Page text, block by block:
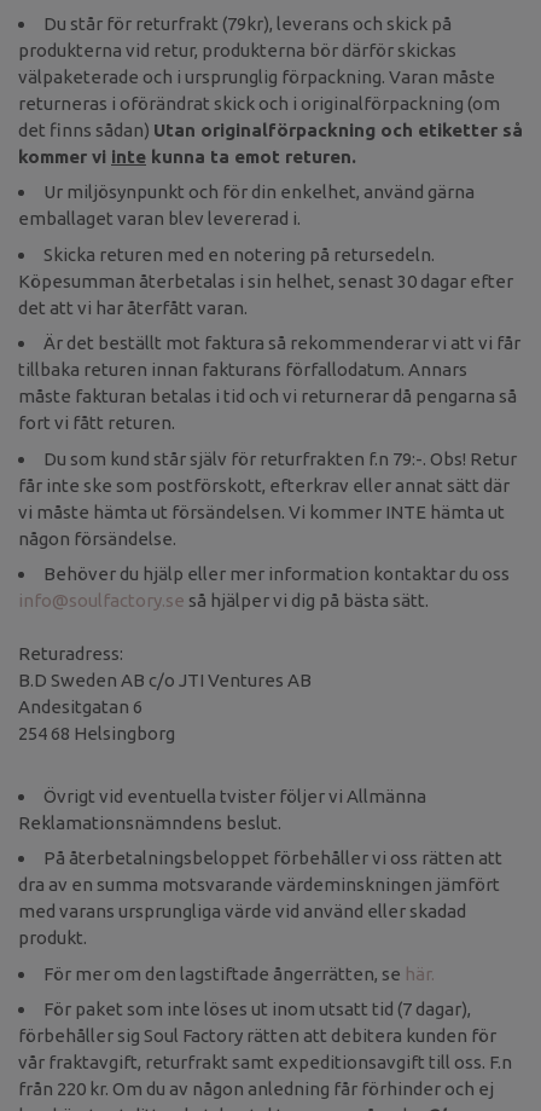
Du står för returfrakt (79kr), leverans och skick på
produkterna vid retur, produkterna bör därför skickas
välpaketerade och i ursprunglig förpackning. Varan måste
returneras i oförändrat skick och i originalförpackning (om
det finns sådan) Utan originalförpackning och etiketter så
kommer vi inte kunna ta emot returen.
Ur miljösynpunkt och för din enkelhet, använd gärna
emballaget varan blev levererad i.
Skicka returen med en notering på retursedeln.
Köpesumman återbetalas i sin helhet, senast 30 dagar efter
det att vi har återfått varan.
Är det beställt mot faktura så rekommenderar vi att vi får
tillbaka returen innan fakturans förfallodatum. Annars
måste fakturan betalas i tid och vi returnerar då pengarna så
fort vi fått returen.
Du som kund står själv för returfrakten f.n 79:-. Obs! Retur
får inte ske som postförskott, efterkrav eller annat sätt där
vi måste hämta ut försändelsen. Vi kommer INTE hämta ut
någon försändelse.
Behöver du hjälp eller mer information kontaktar du oss
info@soulfactory.se så hjälper vi dig på bästa sätt.
Returadress:
B.D Sweden AB c/o JTI Ventures AB
Andesitgatan 6
254 68 Helsingborg
Övrigt vid eventuella tvister följer vi Allmänna
Reklamationsnämndens beslut.
På återbetalningsbeloppet förbehåller vi oss rätten att
dra av en summa motsvarande värdeminskningen jämfört
med varans ursprungliga värde vid använd eller skadad
produkt.
För mer om den lagstiftade ångerrätten, se här.
För paket som inte löses ut inom utsatt tid (7 dagar),
förbehåller sig Soul Factory rätten att debitera kunden för
vår fraktavgift, returfrakt samt expeditionsavgift till oss. F.n
från 220 kr. Om du av någon anledning får förhinder och ej